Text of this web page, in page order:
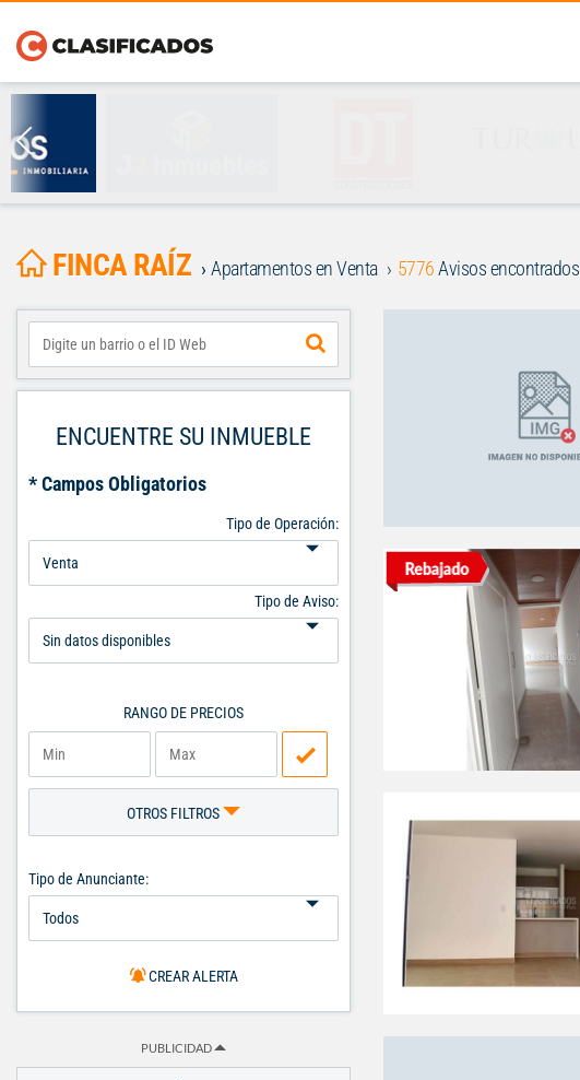
FINCA RAÍZ Apartamentos en Venta 5776Avisos encontrados
ENCUENTRE SU INMUEBLE
* Campos Obligatorios
Tipo de Operación:
Tipo de Aviso:
RANGO DE PRECIOS
OTROS FILTROS
Tipo de Anunciante:
CREAR ALERTA
PUBLICIDAD